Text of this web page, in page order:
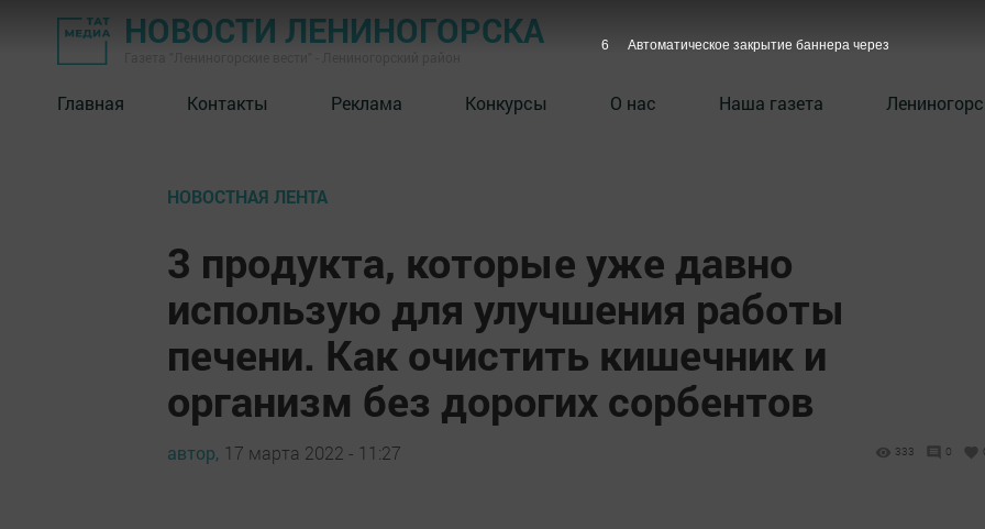
НОВОСТИ ЛЕНИНОГОРСКА
Главная Контакты Реклама Конкурсы О нас Наша газета
НОВОСТНАЯ ЛЕНТА
3 продукта, которые уже давно
использую для улучшения работы
печени. Как очистить кишечник и
организм без дорогих сорбентов
автор, 17 марта 2022 - 11:27 333 0
5 Автоматическое закрытие баннера через